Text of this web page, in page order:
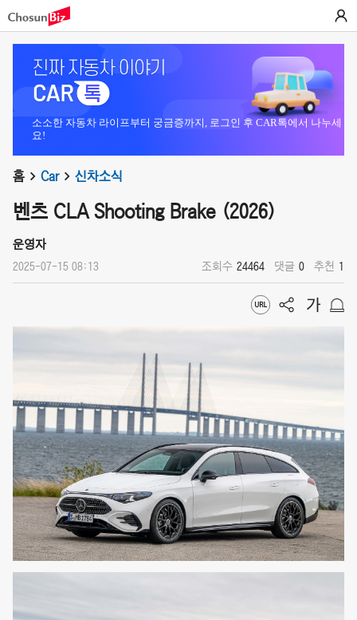
소소한 자동차 라이프부터 궁금증까지, 로그인 후 CAR톡에서 나누세
요!
홈 Car 신차소식
벤츠 CLA Shooting Brake (2026)
운영자
2025-07-15 08:13 조회수 24464 댓글 0 추천 1